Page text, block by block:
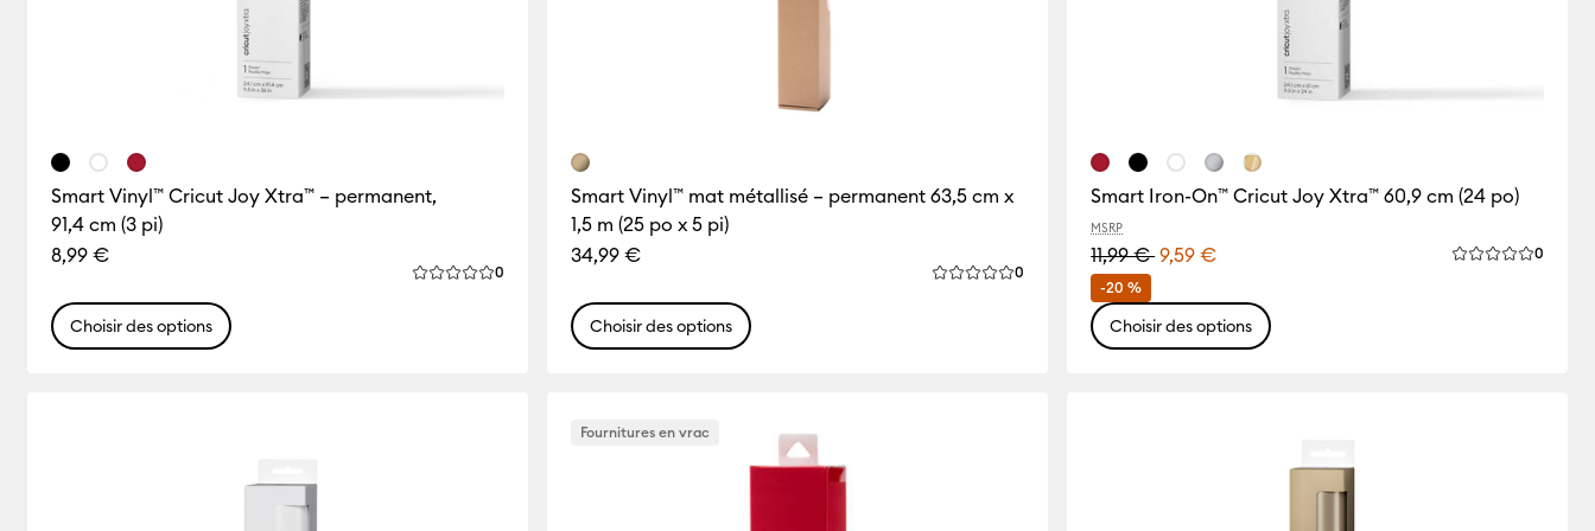
Smart Vinyl™ Cricut Joy Xtra™ – permanent,
91,4 cm (3 pi)
8,99 €
La note moyenne de ce produit est 0.0 sur 5.
0Reviews
Choisir des options
Smart Vinyl™ mat métallisé – permanent 63,5 cm x
1,5 m (25 po x 5 pi)
34,99 €
La note moyenne de ce produit est 0.0 sur 5.
0
Choisir des options
Smart Iron-On™ Cricut Joy Xtra™ 60,9 cm (24 po)
MSRP
11,99 € 9,59 €
-20 %
La note 0
Choisir des options
Fournitures en vrac